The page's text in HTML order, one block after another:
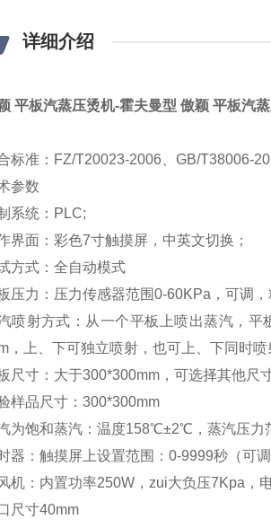
详细介绍
平板汽蒸压烫机-霍夫曼型 傲颖 平板汽
标准： FZ/T20023-2006 、GB/T38006-
参数
系统： PLC;
界面：彩色7寸触摸屏，中英文切换；
方式：全自动模式
压力： 压力传感器范围0-60KPa ，可调，
喷射方式：从一个平板上喷出蒸汽，平
，上、下可独立喷射，也可上、下同时喷
尺寸： 大于300*300mm ，可选择其他尺
样品尺寸：300*300mm
为饱和蒸汽 ：温度158℃±2℃，蒸汽压力
器 ：触摸屏上设置范围：0-9999秒（可调
机：内置功率250W ，zui大负压7Kpa ，
尺寸40mm